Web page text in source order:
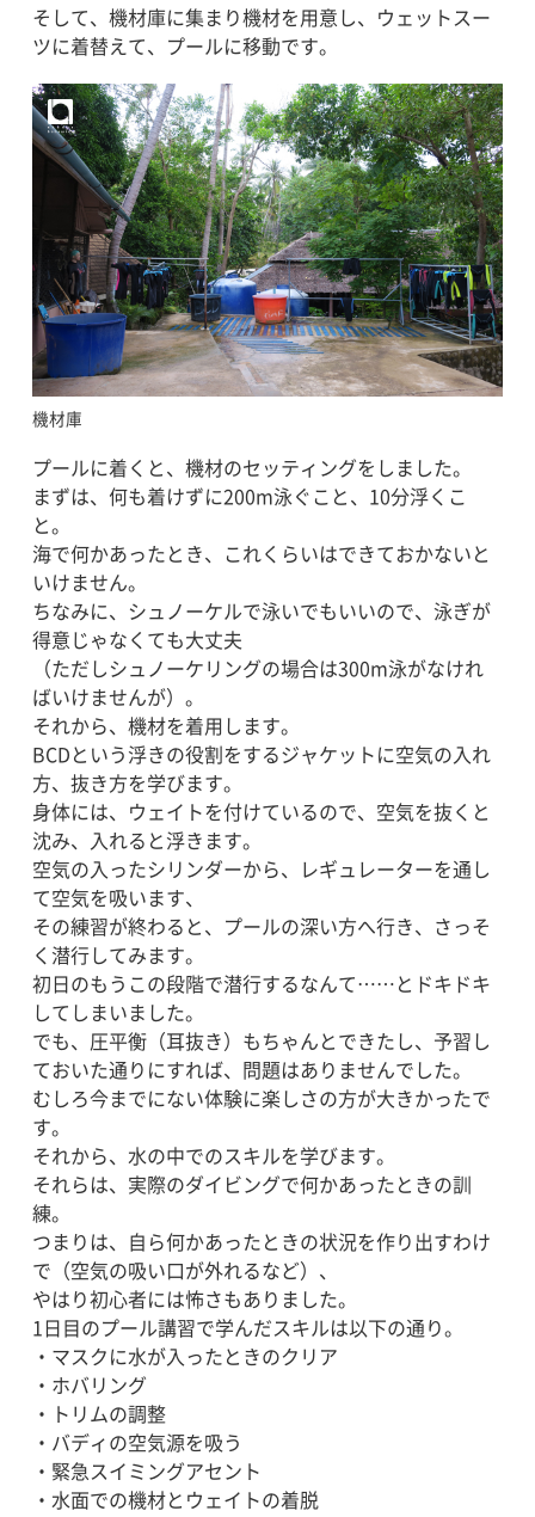
そして、機材庫に集まり機材を用意し、ウェットスー
ツに着替えて、プールに移動です。
機材庫
プールに着くと、機材のセッティングをしました。
まずは、何も着けずに200m泳ぐこと、10分浮くこ
と。
海で何かあったとき、これくらいはできておかないと
いけません。
ちなみに、シュノーケルで泳いでもいいので、泳ぎが
得意じゃなくても大丈夫
（ただしシュノーケリングの場合は300m泳がなけれ
ばいけませんが）。
それから、機材を着用します。
BCDという浮きの役割をするジャケットに空気の入れ
方、抜き方を学びます。
身体には、ウェイトを付けているので、空気を抜くと
沈み、入れると浮きます。
空気の入ったシリンダーから、レギュレーターを通し
て空気を吸います、
その練習が終わると、プールの深い方へ行き、さっそ
く潜行してみます。
初日のもうこの段階で潜行するなんて……とドキドキ
してしまいました。
でも、圧平衡（耳抜き）もちゃんとできたし、予習し
ておいた通りにすれば、問題はありませんでした。
むしろ今までにない体験に楽しさの方が大きかったで
す。
それから、水の中でのスキルを学びます。
それらは、実際のダイビングで何かあったときの訓
練。
つまりは、自ら何かあったときの状況を作り出すわけ
で（空気の吸い口が外れるなど）、
やはり初心者には怖さもありました。
1日目のプール講習で学んだスキルは以下の通り。
・マスクに水が入ったときのクリア
・ホバリング
・トリムの調整
・バディの空気源を吸う
・緊急スイミングアセント
・水面での機材とウェイトの着脱